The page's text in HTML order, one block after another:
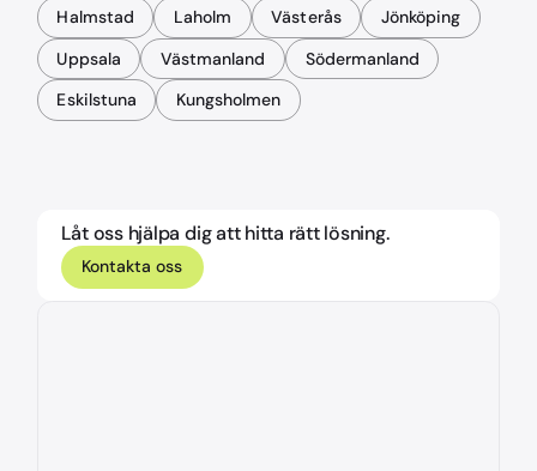
Halmstad
Laholm Västerås
Jönköping
Uppsala
Västmanland
Södermanland
Eskilstuna
Kungsholmen
Låt oss hjälpa dig att hitta rätt lösning.
Kontakta oss